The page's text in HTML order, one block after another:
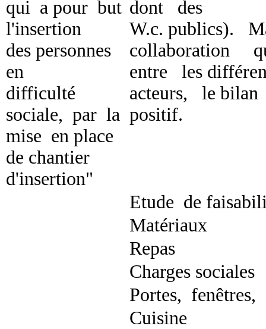
qui a pour but
l'insertion
des personnes
en
difficulté
sociale, par la
mise en place
de chantier
d'insertion"
dont des
W.c. publics).
collaboration
entre les
acteurs, le
positif.
Etude de
Matériaux
Repas
Charges sociales
Portes,
Cuisine